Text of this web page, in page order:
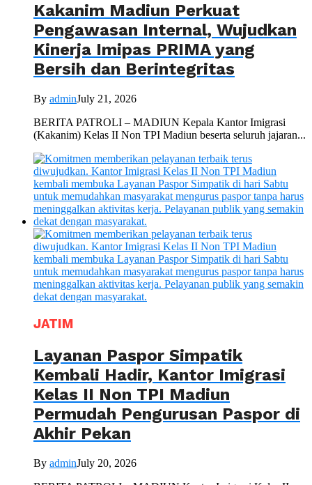
Kakanim Madiun Perkuat
Pengawasan Internal, Wujudkan
Kinerja Imipas PRIMA yang
Bersih dan Berintegritas
By adminJuly 21, 2026
BERITA PATROLI – MADIUN Kepala Kantor Imigrasi
(Kakanim) Kelas II Non TPI Madiun beserta seluruh jajaran...
JATIM
Layanan Paspor Simpatik
Kembali Hadir, Kantor Imigrasi
Kelas II Non TPI Madiun
Permudah Pengurusan Paspor di
Akhir Pekan
By adminJuly 20, 2026